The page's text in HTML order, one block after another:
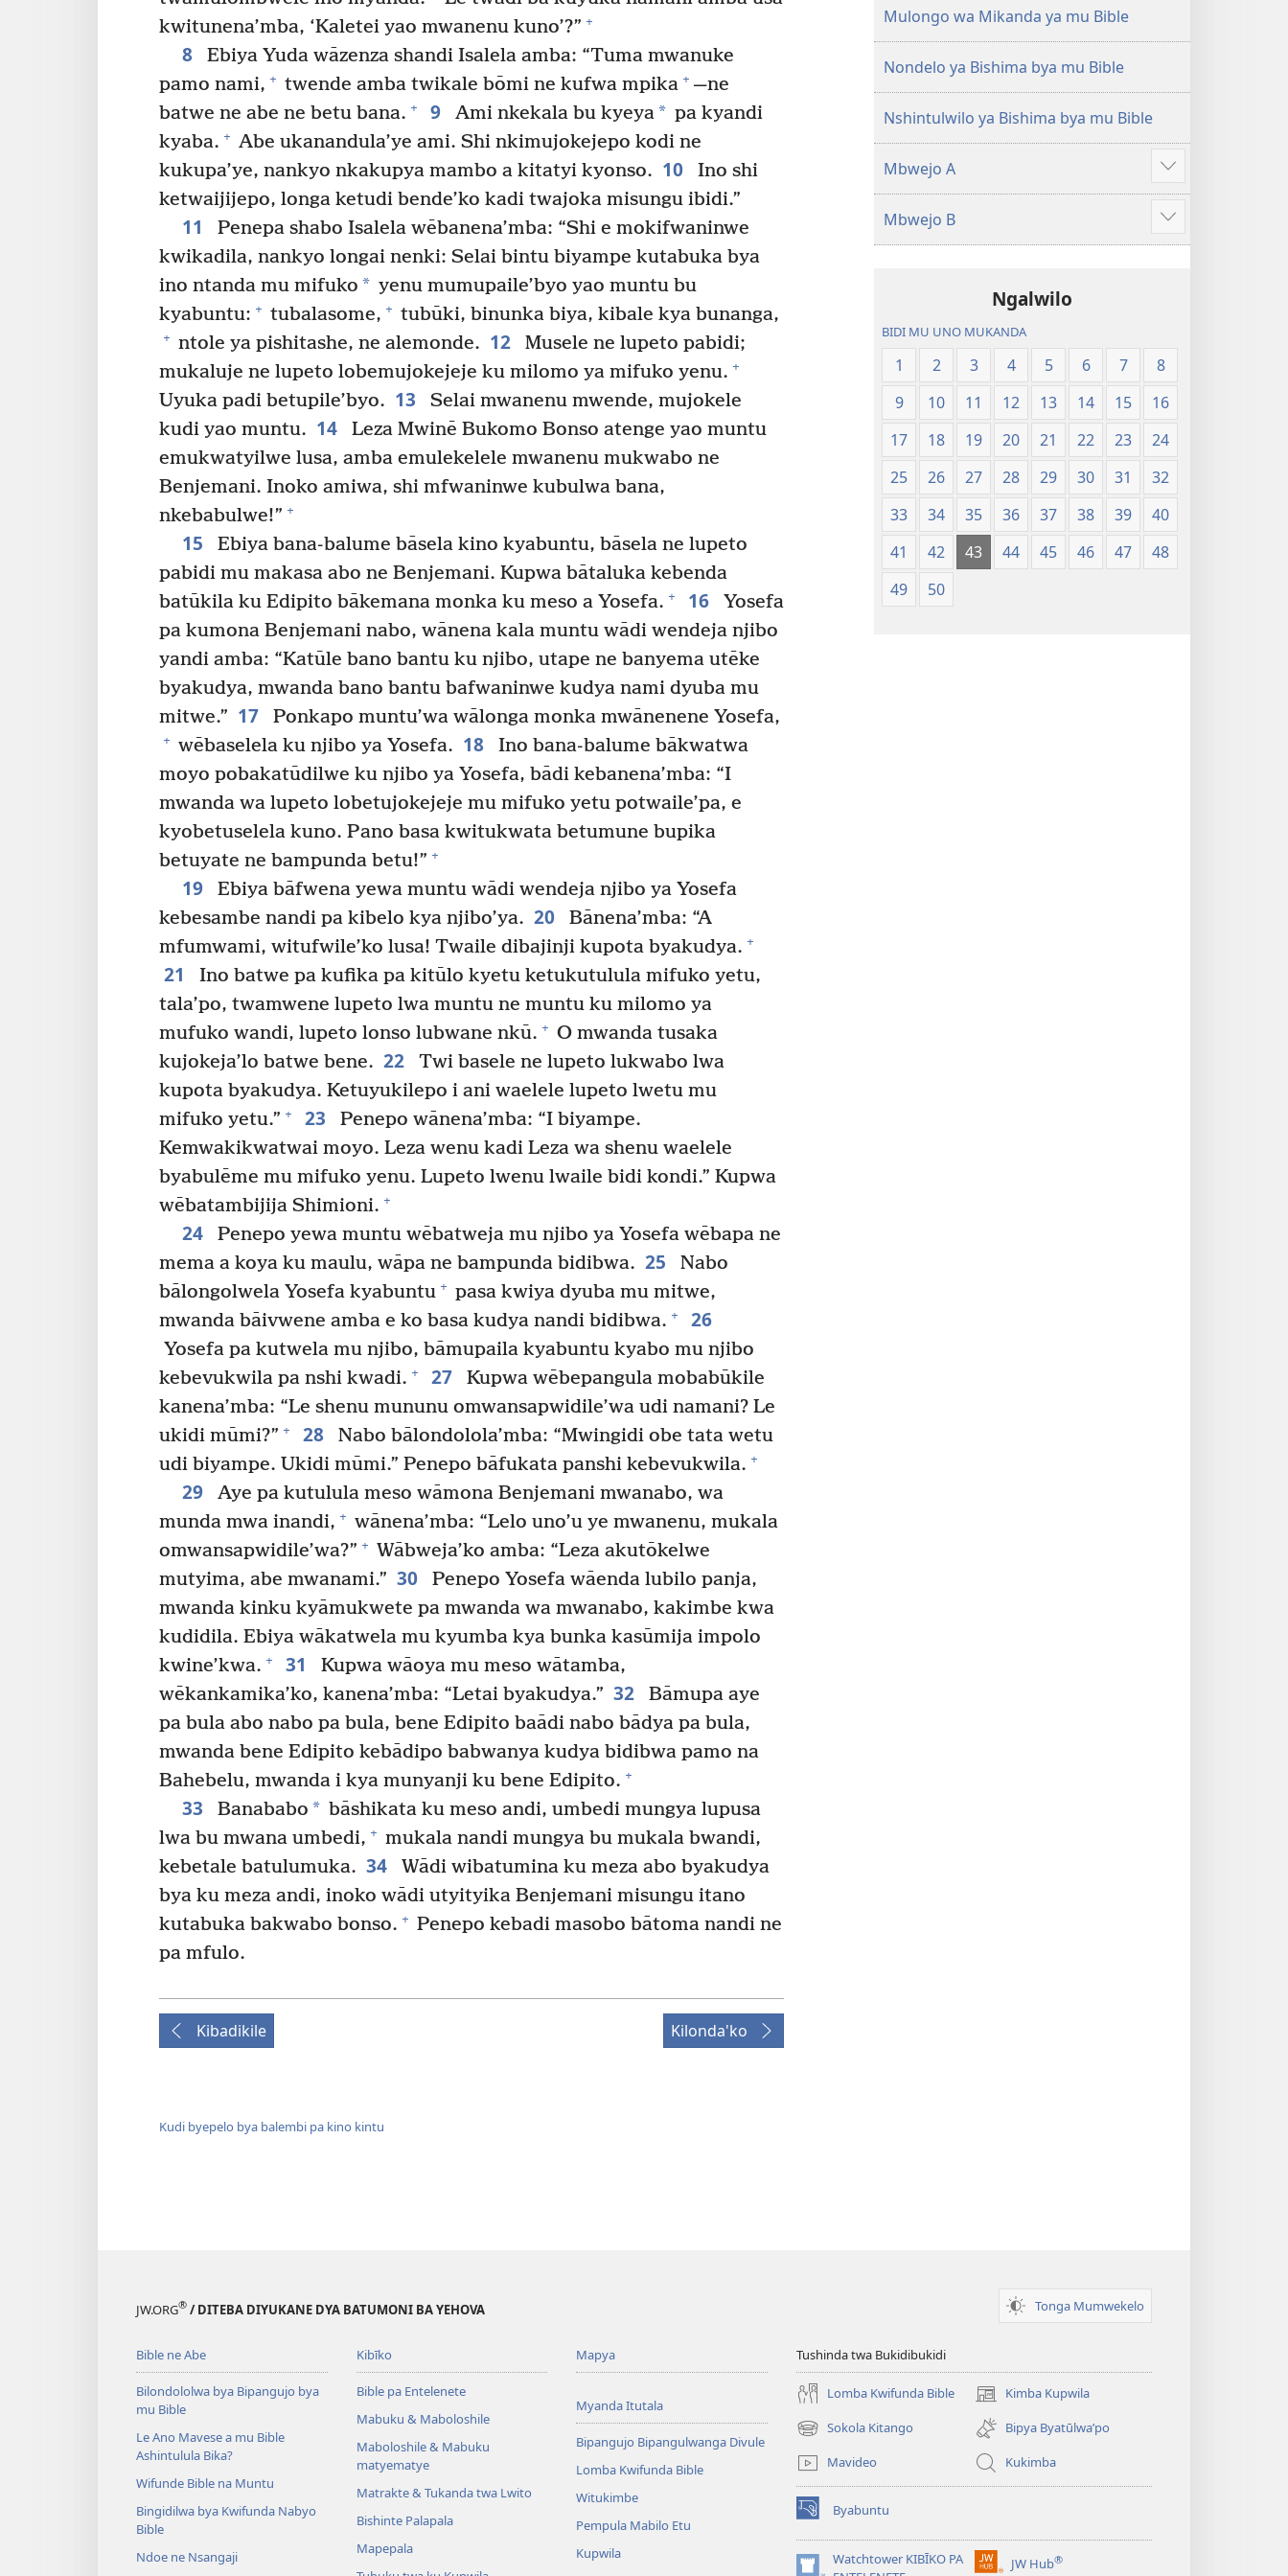
kwitunena’mba, ‘Kaletei yao mwanenu kuno’?” +
8
Ebiya Yuda wāzenza shandi Isalela amba: “Tuma mwanuke
pamo nami, + twende amba twikale bōmi ne kufwa mpika + —ne
batwe ne abe ne betu bana. + 9 Ami nkekala bu kyeya* pa kyandi
kyaba. + Abe ukanandula’ye ami. Shi nkimujokejepo kodi ne
kukupa’ye, nankyo nkakupya mambo a kitatyi kyonso. 10
Ino shi
ketwaijijepo, longa ketudi bende’ko kadi twajoka misungu ibidi.”
11
Penepa shabo Isalela wēbanena’mba: “Shi e mokifwaninwe
kwikadila, nankyo longai nenki: Selai bintu biyampe kutabuka bya
ino ntanda mu mifuko * yenu mumupaile’byo yao muntu bu
kyabuntu: + tubalasome, + tubūki, binunka biya, kibale kya bunanga,
+ ntole ya pishitashe, ne alemonde. 12
Musele ne lupeto pabidi;
mukaluje ne lupeto lobemujokejeje ku milomo ya mifuko yenu. +
Uyuka padi betupile’byo. 13
Selai mwanenu mwende, mujokele
kudi yao muntu. 14
Leza Mwinē Bukomo Bonso atenge yao muntu
emukwatyilwe lusa, amba emulekelele mwanenu mukwabo ne
Benjemani. Inoko amiwa, shi mfwaninwe kubulwa bana,
nkebabulwe!” +
15
Ebiya bana-balume bāsela kino kyabuntu, bāsela ne lupeto
pabidi mu makasa abo ne Benjemani. Kupwa bātaluka kebenda
batūkila ku Edipito bākemana monka ku meso a Yosefa. + 16
Yosefa
pa kumona Benjemani nabo, wānena kala muntu wādi wendeja njibo
yandi amba: “Katūle bano bantu ku njibo, utape ne banyema utēke
byakudya, mwanda bano bantu bafwaninwe kudya nami dyuba mu
mitwe.” 17 Ponkapo muntu’wa wālonga monka mwānenene Yosefa,
+ wēbaselela ku njibo ya Yosefa. 18
Ino bana-balume bākwatwa
moyo pobakatūdilwe ku njibo ya Yosefa, bādi kebanena’mba: “I
mwanda wa lupeto lobetujokejeje mu mifuko yetu potwaile’pa, e
kyobetuselela kuno. Pano basa kwitukwata betumune bupika
betuyate ne bampunda betu!” +
19
Ebiya bāfwena yewa muntu wādi wendeja njibo ya Yosefa
kebesambe nandi pa kibelo kya njibo’ya. 20
Bānena’mba: “A
mfumwami, witufwile’ko lusa! Twaile dibajinji kupota byakudya. +
21
Ino batwe pa kufika pa kitūlo kyetu ketukutulula mifuko yetu,
tala’po, twamwene lupeto lwa muntu ne muntu ku milomo ya
mufuko wandi, lupeto lonso lubwane nkū. + O mwanda tusaka
kujokeja’lo batwe bene. 22
Twi basele ne lupeto lukwabo lwa
kupota byakudya. Ketuyukilepo i ani waelele lupeto lwetu mu
mifuko yetu.” + 23
Penepo wānena’mba: “I biyampe.
Kemwakikwatwai moyo. Leza wenu kadi Leza wa shenu waelele
byabulēme mu mifuko yenu. Lupeto lwenu lwaile bidi kondi.” Kupwa
wēbatambijija Shimioni. +
24
Penepo yewa muntu wēbatweja mu njibo ya Yosefa wēbapa ne
mema a koya ku maulu, wāpa ne bampunda bidibwa. 25
Nabo
bālongolwela Yosefa kyabuntu + pasa kwiya dyuba mu mitwe,
mwanda bāivwene amba e ko basa kudya nandi bidibwa. + 26
Yosefa pa kutwela mu njibo, bāmupaila kyabuntu kyabo mu njibo
kebevukwila pa nshi kwadi. + 27
Kupwa wēbepangula mobabūkile
kanena’mba: “Le shenu mununu omwansapwidile’wa udi namani? Le
ukidi mūmi?” + 28
Nabo bālondolola’mba: “Mwingidi obe tata wetu
udi biyampe. Ukidi mūmi.” Penepo bāfukata panshi kebevukwila. +
29
Aye pa kutulula meso wāmona Benjemani mwanabo, wa
munda mwa inandi, + wānena’mba: “Lelo uno’u ye mwanenu, mukala
omwansapwidile’wa?” + Wābweja’ko amba: “Leza akutōkelwe
mutyima, abe mwanami.” 30
Penepo Yosefa wāenda lubilo panja,
mwanda kinku kyāmukwete pa mwanda wa mwanabo, kakimbe kwa
kudidila. Ebiya wākatwela mu kyumba kya bunka kasūmija impolo
kwine’kwa. + 31
Kupwa wāoya mu meso wātamba,
wēkankamika’ko, kanena’mba: “Letai byakudya.” 32
Bāmupa aye
pa bula abo nabo pa bula, bene Edipito baādi nabo bādya pa bula,
mwanda bene Edipito kebādipo babwanya kudya bidibwa pamo na
Bahebelu, mwanda i kya munyanji ku bene Edipito. +
33 Banababo * bāshikata ku meso andi, umbedi mungya lupusa
lwa bu mwana umbedi, + mukala nandi mungya bu mukala bwandi,
kebetale batulumuka. 34
Wādi wibatumina ku meza abo byakudya
bya ku meza andi, inoko wādi utyityika Benjemani misungu itano
kutabuka bakwabo bonso. + Penepo kebadi masobo bātoma nandi ne
pa mfulo.
Kibadikile Kilonda'ko
Kudi byepelo bya balembi pa kino kintu
(Mulupulwe
mu
2018)
Ntanda
Mipya
(Mulupulwe
Mulongo wa Mikanda ya mu Bible
Nondelo ya Bishima bya mu Bible
Nshintulwilo ya Bishima bya mu Bible
Mbwejo A
Show
more
Mbwejo B
Show
more
Ngalwilo
BIDI MU UNO MUKANDA
1 2 3 4 5 6 7
8
9
10 11 12 13 14 15
16
17
18 19 20 21 22 23
24
25
26 27 28 29 30 31
32
33
34 35 36 37 38 39
40
41
42 43 44 45 46 47
48
49
50
JW.ORG® / DITEBA DIYUKANE DYA BATUMONI BA YEHOVA Tonga Mumwekelo
Bible ne Abe
Bilondololwa bya Bipangujo bya
mu Bible
Le Ano Mavese a mu Bible
Ashintulula Bika?
Wifunde Bible na Muntu
Bingidilwa bya Kwifunda Nabyo
Bible
Ndoe ne Nsangaji
Kibīko
Bible pa Entelenete
Mabuku & Maboloshile
Maboloshile & Mabuku
matyematye
Matrakte & Tukanda twa Lwito
Bishinte Palapala
Mapepala
Mapya
Myanda Itutala
Bipangujo Bipangulwanga Divule
Lomba Kwifunda Bible
Witukimbe
Pempula Mabilo Etu
Kupwila
Tushinda twa Bukidibukidi
Lomba Kwifunda Bible Kimba Kupwila
(opens
new
window)
Sokola Kitango
(opens
new
window)
Bipya Byatūlwa’po
Mavideo
Kukimba
Byabuntu
(opens
new
window)Watchtower KIBĪKO PA
JW Hub®
(opens